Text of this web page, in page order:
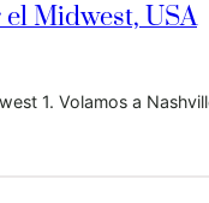
Midwest, USA
1. Volamos a